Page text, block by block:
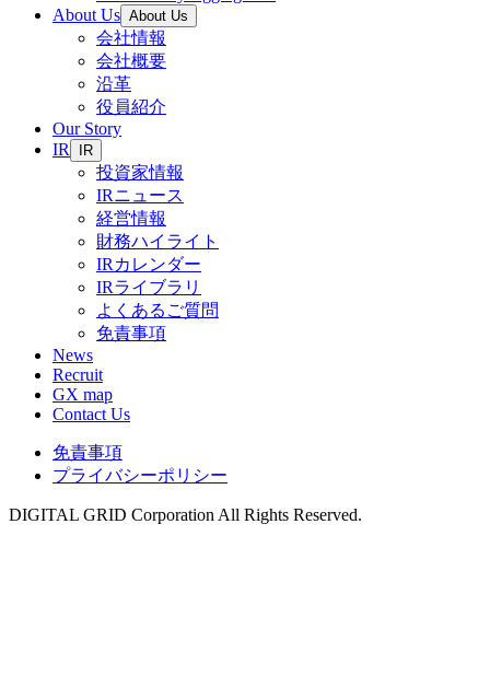
About Us About Us
会社情報
会社概要
沿革
役員紹介
Our Story
IR
IR
投資家情報
IRニュース
経営情報
財務ハイライト
IRカレンダー
IRライブラリ
よくあるご質問
免責事項
News
Recruit
GX map
Contact Us
免責事項
プライバシーポリシー
DIGITAL GRID Corporation All Rights Reserved.